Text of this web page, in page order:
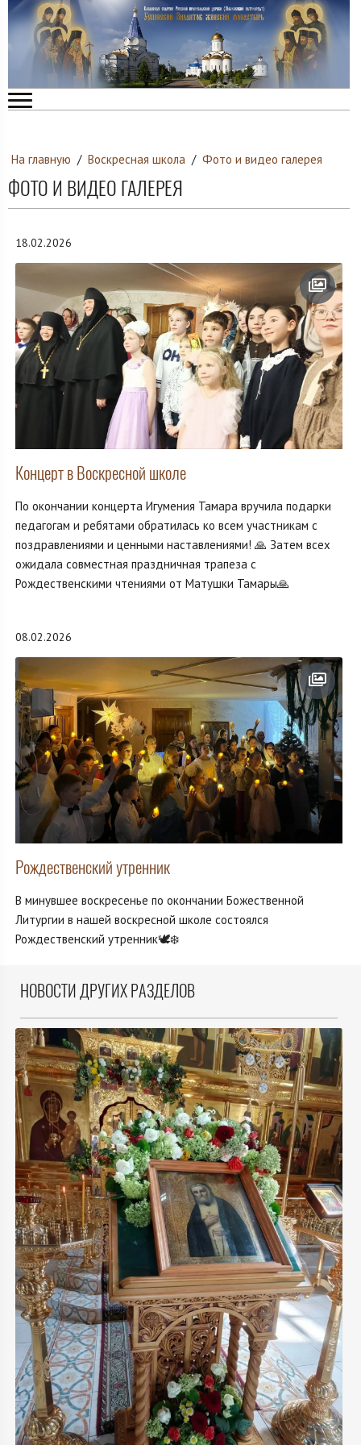
На главную / Воскресная школа / Фото и видео галерея
ФОТО И ВИДЕО ГАЛЕРЕЯ
18.02.2026
Концерт в Воскресной школе
По окончании концерта Игумения Тамара вручила подарки
педагогам и ребятами обратилась ко всем участникам с
поздравлениями и ценными наставлениями! 🙏 Затем всех
ожидала совместная праздничная трапеза с
Рождественскими чтениями от Матушки Тамары🙏
08.02.2026
Рождественский утренник
В минувшее воскресенье по окончании Божественной
Литургии в нашей воскресной школе состоялся
Рождественский утренник🕊️❄️
НОВОСТИ ДРУГИХ РАЗДЕЛОВ